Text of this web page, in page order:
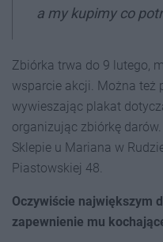
a my kupimy co
Zbiórka trwa do 9 lutego,
wsparcie akcji. Można też
wywieszając plakat
organizując zbiórkę
Sklepie u Mariana w
Piastowskiej 48.
Oczywiście największym
zapewnienie mu